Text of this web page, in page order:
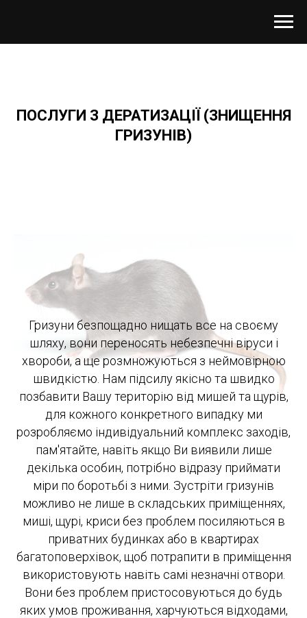
ПОСЛУГИ З ДЕРАТИЗАЦІЇ (ЗНИЩЕННЯ
ГРИЗУНІВ)
Гризуни безпощадно нищать все на своєму
шляху, вони переносять небезпечні віруси і
хвороби, а ще розмножуються з неймовірною
швидкістю. Нам підсилу якісно та швидко
позбавити Вашу територію від мишей та щурів,
для кожного конкретного випадку ми
розробляємо індивідуальний комплекс заходів,
пам'ятайте, навіть якщо Ви виявили лише
декілька особин, потрібно відразу приймати
міри по боротьбі з ними. Зустріти гризунів
можливо не лише в складських приміщеннях,
миші, щурі, криси без проблем посиляються в
приватних будинках або в квартирах
багатоповерхівок, щоб потрапити в приміщення
використовують навіть самі незначні отвори.
Вони без проблем пристосовуються до будь
яких умов проживання, харчуються відходами,